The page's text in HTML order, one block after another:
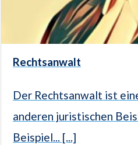
Rechtsanwalt
Der Rechtsanwalt ist
anderen juristischen
Beispiel... [...]